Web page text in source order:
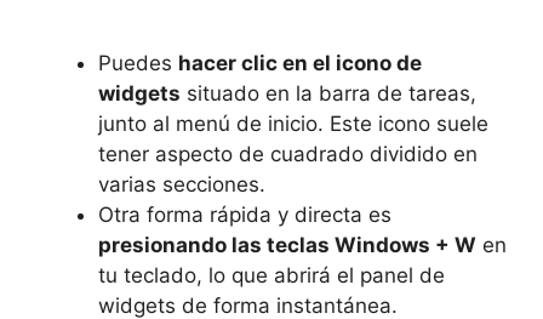
Puedes hacer clic en el icono de
widgets situado en la barra de tareas,
junto al menú de inicio. Este icono suele
tener aspecto de cuadrado dividido en
varias secciones.
Otra forma rápida y directa es
presionando las teclas Windows + W en
tu teclado, lo que abrirá el panel de
widgets de forma instantánea.